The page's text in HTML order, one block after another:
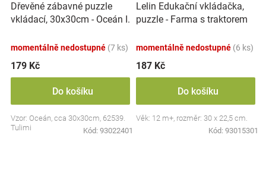
Dřevěné zábavné puzzle
vkládací, 30x30cm - Oceán I.
momentálně nedostupné (7 ks)
179 Kč
Do košíku
Vzor: Oceán, cca 30x30cm, 62539.
Tulimi
Kód: 93022401
Lelin Edukační vkládačka,
puzzle - Farma s traktorem
momentálně nedostupné (6 ks)
187 Kč
Do košíku
Věk: 12 m+, rozměr: 30 x 22,5 cm.
Kód: 93015301